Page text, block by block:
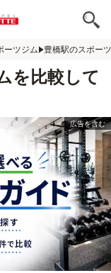
ーツジム 豊橋駅のスポー
を比較して